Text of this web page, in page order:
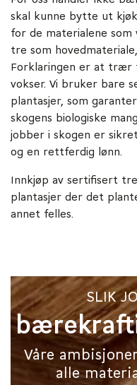
skal kunne bytte ut
for de materialene som
tre som
Forklaringen er at trær
vokser. Vi bruker bare
plantasjer, som
skogens biologiske
jobber i skogen er
og en rettferdig lønn.
Innkjøp av sertifisert
plantasjer der det
annet felles.
SLIK
Våre
alle